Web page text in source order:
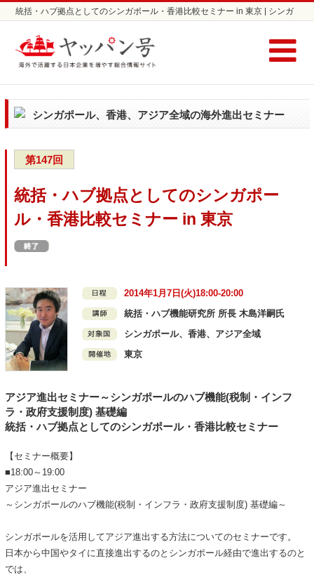
統括・ハブ拠点としてのシンガポール・香港比較セミナー in 東京 | シンガ
シンガポール、香港、アジア全域の海外進出セミナー
第147回
統括・ハブ拠点としてのシンガポー
ル・香港比較セミナー in 東京
2014年1月7日(火)18:00-20:00
統括・ハブ機能研究所 所長 木島洋嗣氏
シンガポール、香港、アジア全域
東京
アジア進出セミナー～シンガポールのハブ機能(税制・インフ
ラ・政府支援制度) 基礎編
統括・ハブ拠点としてのシンガポール・香港比較セミナー
【セミナー概要】
■18:00～19:00
アジア進出セミナー
～シンガポールのハブ機能(税制・インフラ・政府支援制度) 基礎編～
シンガポールを活用してアジア進出する方法についてのセミナーです。
日本から中国やタイに直接進出するのとシンガポール経由で進出するのと
では、